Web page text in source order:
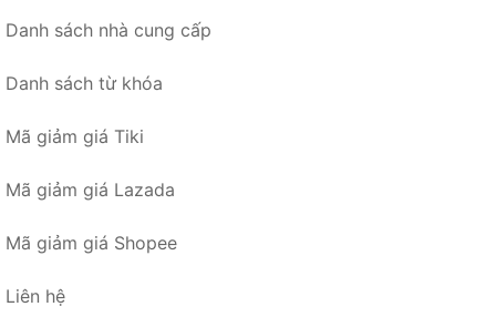
Danh sách nhà cung cấp
Danh sách từ khóa
Mã giảm giá Tiki
Mã giảm giá Lazada
Mã giảm giá Shopee
Liên hệ